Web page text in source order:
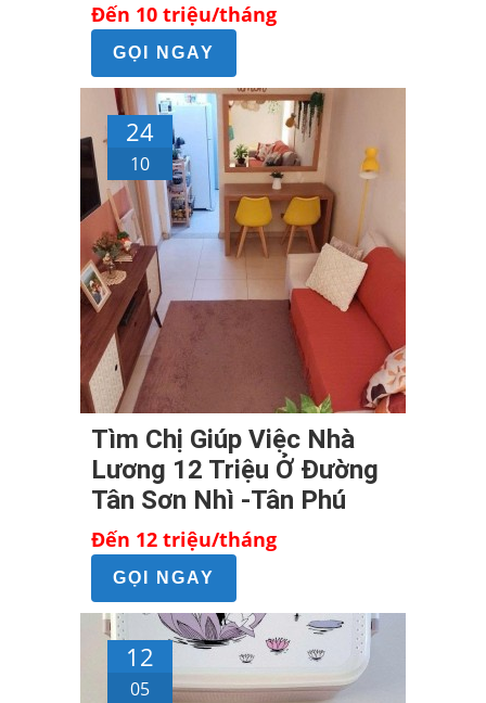
Đến 10 triệu/tháng
GỌI NGAY
24
10
Tìm Chị Giúp Việc Nhà
Lương 12 Triệu Ở Đường
Tân Sơn Nhì -Tân Phú
Đến 12 triệu/tháng
GỌI NGAY
12
05